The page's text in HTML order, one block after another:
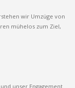
wir Umzüge von
mühelos zum Ziel,
unser Engagement